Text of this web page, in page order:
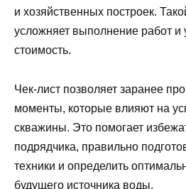
и хозяйственных построек.
усложняет выполнение работ и
стоимость.
Чек-лист позволяет заранее
моменты, которые влияют на
скважины. Это помогает
подрядчика, правильно
техники и определить
будущего источника воды.